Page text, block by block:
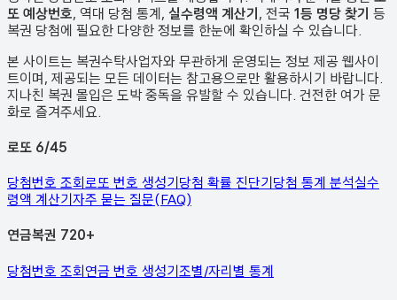
또 예상번호, 역대 당첨 통계, 실수령액 계산기, 전국 1등 명당 찾기 등
복권 당첨에 필요한 다양한 정보를 한눈에 확인하실 수 있습니다.
본 사이트는 복권수탁사업자와 무관하게 운영되는 정보 제공 웹사이
트이며, 제공되는 모든 데이터는 참고용으로만 활용하시기 바랍니다.
지나친 복권 몰입은 도박 중독을 유발할 수 있습니다. 건전한 여가 문
화로 즐겨주세요.
로또 6/45
당첨번호 조회로또 번호 생성기당첨 확률 진단기당첨 통계 분석실수
령액 계산기자주 묻는 질문(FAQ)
연금복권 720+
당첨번호 조회연금 번호 생성기조별/자리별 통계